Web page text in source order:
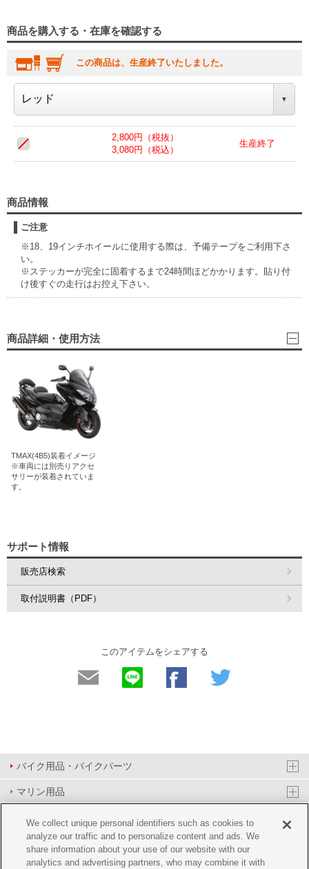
商品を購入する・在庫を確認する
この商品は、生産終了いたしました。
2,800円（税抜）
3,080円（税込）
生産終了
商品情報
ご注意
※18、19インチホイールに使用する際は、予備テープをご利用下さ
い。
※ステッカーが完全に固着するまで24時間ほどかかります。貼り付
け後すぐの走行はお控え下さい。
商品詳細・使用方法
TMAX(4B5)装着イメージ
※車両には別売りアクセ
サリーが装着されていま
す。
サポート情報
販売店検索
取付説明書（PDF）
このアイテムをシェアする
バイク用品・バイクパーツ
マリン用品
PAS/YPJ用品
その他用品
We collect unique personal identifiers such as cookies to
analyze our traffic and to personalize content and ads. We
share information about your use of our website with our
analytics and advertising partners, who may combine it with